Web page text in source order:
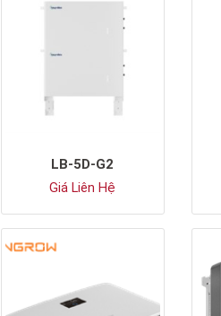
LB-5D-G2
Giá Liên Hệ